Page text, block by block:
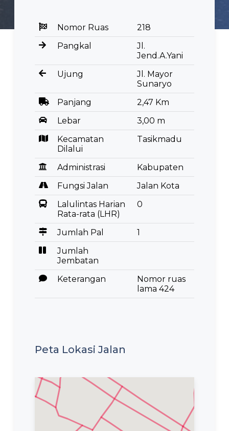
Nomor Ruas
218
Pangkal
Jl.
Jend.A.Yani
Ujung
Jl. Mayor
Sunaryo
Panjang
2,47 Km
Lebar
3,00 m
Kecamatan
Dilalui
Tasikmadu
Administrasi
Kabupaten
Fungsi Jalan
Jalan Kota
Lalulintas Harian
Rata-rata (LHR)
0
Jumlah Pal
1
Jumlah
Jembatan
Keterangan
Nomor ruas
lama 424
Peta Lokasi Jalan